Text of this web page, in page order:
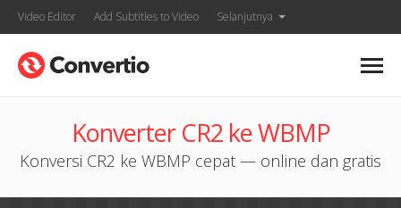
Video Editor Add Subtitles to Video Selanjutnya
Konverter CR2 ke WBMP
Konversi CR2 ke WBMP cepat — online dan gratis